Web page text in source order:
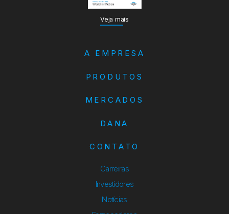
Veja mais
A EMPRESA
PRODUTOS
MERCADOS
DANA
CONTATO
Carreiras
Investidores
Notícias